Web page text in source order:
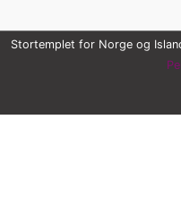
Stortemplet for Norge og